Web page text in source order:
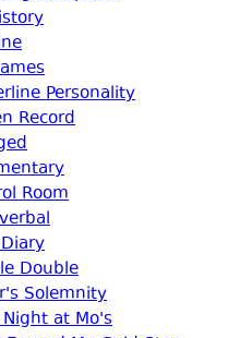
Personality
Record
Room
Double
Solemnity
at Mo's